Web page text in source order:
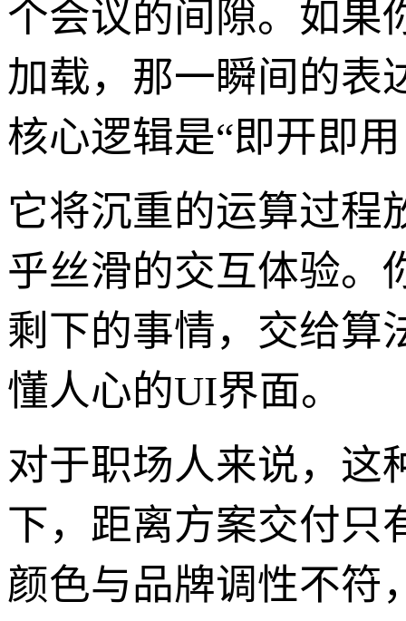
个会议的间隙。如果
加载，那一瞬间的表
核心逻辑是“即开即
它将沉重的运算过程
乎丝滑的交互体验。
剩下的事情，交给算
懂人心的UI界面。
对于职场人来说，这
下，距离方案交付只
颜色与品牌调性不符